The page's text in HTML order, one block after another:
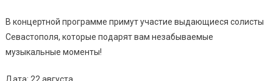
В концертной программе примут участие выдающиеся солисты
Севастополя, которые подарят вам незабываемые
музыкальные моменты!
Дата: 22 августа